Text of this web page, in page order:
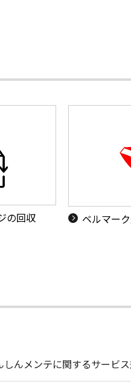
の回収 ベルマー
んメンテに関するサービ